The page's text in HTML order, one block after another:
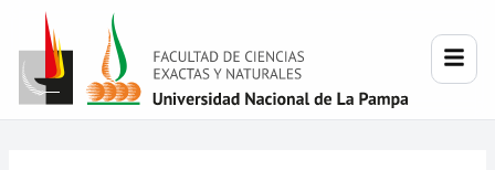
contenido
navigation